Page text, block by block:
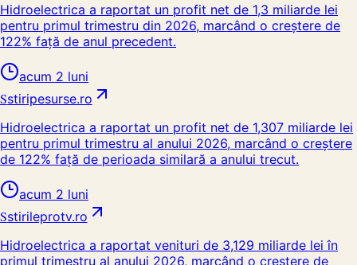
Hidroelectrica a raportat un profit net de 1,3 miliarde lei
pentru primul trimestru din 2026, marcând o creștere de
122% față de anul precedent.
acum 2 luni
Sstiripesurse.ro
Hidroelectrica a raportat un profit net de 1,307 miliarde lei
pentru primul trimestru al anului 2026, marcând o creștere
de 122% față de perioada similară a anului trecut.
acum 2 luni
Sstirileprotv.ro
Hidroelectrica a raportat venituri de 3,129 miliarde lei în
primul trimestru al anului 2026, marcând o creștere de